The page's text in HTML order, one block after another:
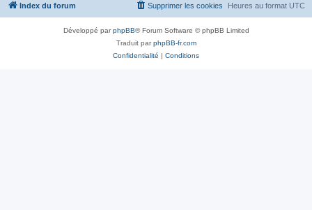
Index du forum Heures au format UTC
Supprimer les cookies
Développé parphpBB® Forum Software © phpBB Limited
Traduit parphpBB-fr.com
Confidentialité | Conditions